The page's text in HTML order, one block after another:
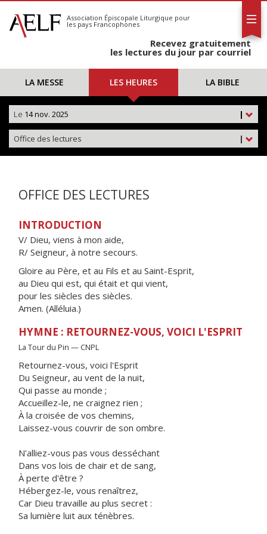
S'abonner
Calendrier
Association Épiscopale Liturgique pour
les pays Francophones
Recevez gratuitement
les lectures du jour par courriel
LA MESSE LES HEURES LA BIBLE
|
Le 14 nov. 2025
|
Office des lectures
OFFICE DES LECTURES
INTRODUCTION
V/ Dieu, viens à mon aide,
R/ Seigneur, à notre secours.
Gloire au Père, et au Fils et au Saint-Esprit,
au Dieu qui est, qui était et qui vient,
pour les siècles des siècles.
Amen. (Alléluia.)
HYMNE : RETOURNEZ-VOUS, VOICI L'ESPRIT
La Tour du Pin — CNPL
Retournez-vous, voici l'Esprit
Du Seigneur, au vent de la nuit,
Qui passe au monde ;
Accueillez-le, ne craignez rien ;
À la croisée de vos chemins,
Laissez-vous couvrir de son ombre.
N'alliez-vous pas vous desséchant
Dans vos lois de chair et de sang,
À perte d'être ?
Hébergez-le, vous renaîtrez,
Car Dieu travaille au plus secret :
Sa lumière luit aux ténèbres.